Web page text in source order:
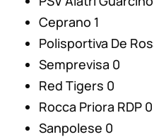
Ceprano 1
Polisportiva De
Semprevisa 0
Red Tigers 0
Rocca Priora RDP 0
Sanpolese 0